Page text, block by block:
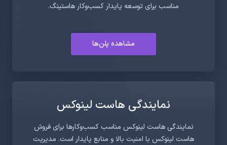
مناسب برای توسعه پایدار کسب‌وکار هاستینگ.
مشاهده پلن‌ها
نمایندگی هاست لینوکس
نمایندگی هاست لینوکس مناسب کسب‌وکارها برای فروش
هاست لینوکس با امنیت بالا و منابع پایدار است. مدیریت